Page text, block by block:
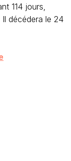
114 jours,
décédera le 24